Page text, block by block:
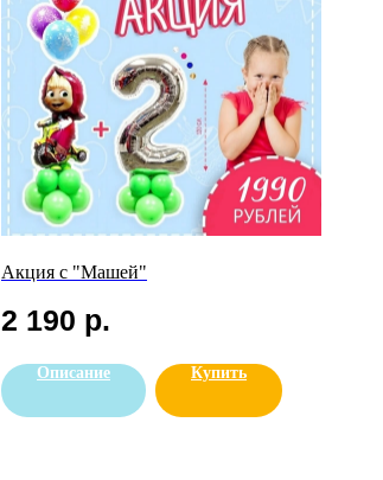
Акция с "Машей"
2 190 р.
Описание Купить